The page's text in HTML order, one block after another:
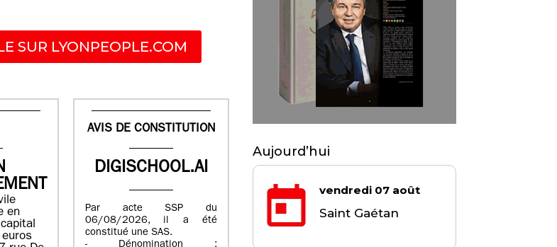
SUR LYONPEOPLE.COM
en
AVIS DE CONSTITUTION
DIGISCHOOL.AI
Par acte SSP du
06/08/2026, il a été
constitué une SAS.
Aujourd’hui
vendredi 07 août
Saint Gaétan